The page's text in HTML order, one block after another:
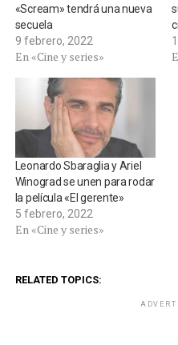
«Scream» tendrá una nueva
secuela
9 febrero, 2022
En «Cine y series»
Leonardo Sbaraglia y Ariel
Winograd se unen para rodar
la película «El gerente»
5 febrero, 2022
En «Cine y series»
RELATED TOPICS: